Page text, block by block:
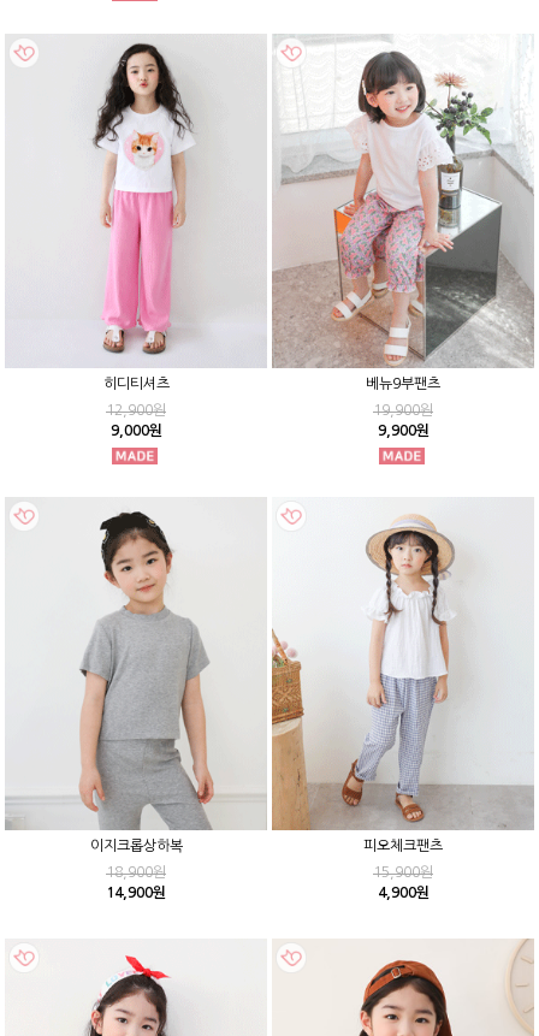
히디티셔츠
12,900원
9,000원
베뉴9부팬츠
19,900원
9,900원
이지크롭상하복
18,900원
14,900원
피오체크팬츠
15,900원
4,900원